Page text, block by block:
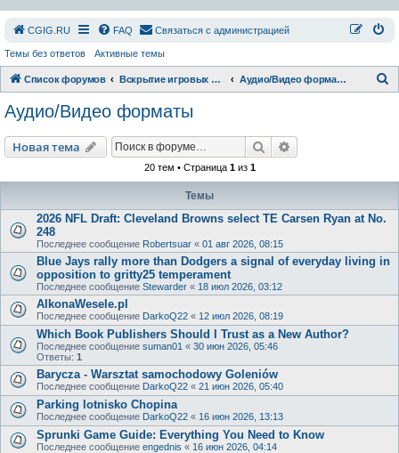
СGIG.RU FAQ Связаться с администрацией
Темы без ответов Активные темы
Список форумов Вскрытие игровых ресурсов Аудио/Видео форматы
Аудио/Видео форматы
Новая тема Поиск
20 тем • Страница 1из 1
Темы
2026 NFL Draft: Cleveland Browns select TE Carsen Ryan at No.
248
Последнее сообщение Robertsuar « 01 авг 2026, 08:15
Blue Jays rally more than Dodgers a signal of everyday living in
opposition to gritty25 temperament
Последнее сообщение Stewarder « 18 июл 2026, 03:12
AlkonaWesele.pl
Последнее сообщение DarkoQ22 « 12 июл 2026, 08:19
Which Book Publishers Should I Trust as a New Author?
Последнее сообщение suman01 « 30 июн 2026, 05:46
Ответы: 1
Barycza - Warsztat samochodowy Goleniów
Последнее сообщение DarkoQ22 « 21 июн 2026, 05:40
Parking lotnisko Chopina
Последнее сообщение DarkoQ22 « 16 июн 2026, 13:13
Sprunki Game Guide: Everything You Need to Know
Последнее сообщение engednis « 16 июн 2026, 04:14